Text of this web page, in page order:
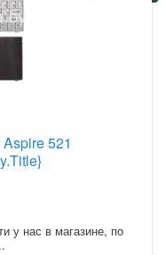
521
у нас в магазине, по